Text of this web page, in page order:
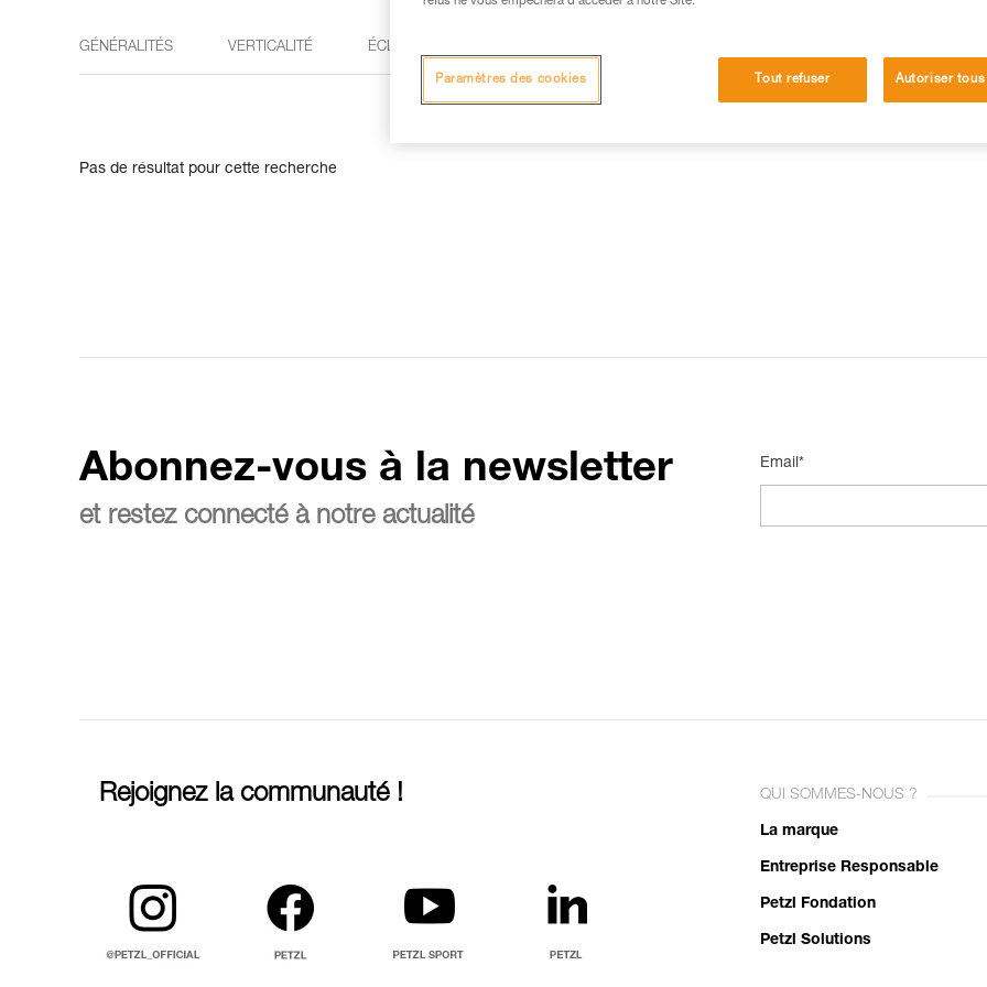
GÉNÉRALITÉS VERTICALITÉ ÉCLAIRAGE
Pas de résultat pour cette recherche
Abonnez-vous à la newsletter
et restez connecté à notre actualité
Email*
Rejoignez la communauté ! QUI SOMMES-NOUS ?
La marque
Entreprise Responsable
Petzl Fondation
Petzl Solutions
Tout refuser Autoriser
Paramètres des cookies